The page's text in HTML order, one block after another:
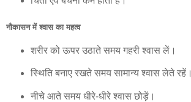
नौकासन में श्वास का महत्व
शरीर को ऊपर उठाते समय गहरी श्वास लें।
स्थिति बनाए रखते समय सामान्य श्वास लेते रहें।
नीचे आते समय धीरे-धीरे श्वास छोड़ें।